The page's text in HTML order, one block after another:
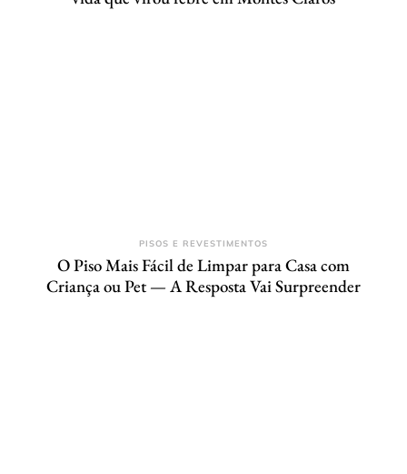
PISOS E REVESTIMENTOS
O Piso Mais Fácil de Limpar para Casa com
Criança ou Pet — A Resposta Vai Surpreender